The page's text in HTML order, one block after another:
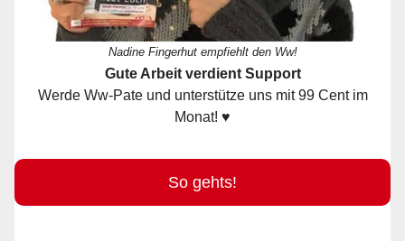
Nadine Fingerhut empfiehlt den Ww!
Gute Arbeit verdient Support
Werde Ww-Pate und unterstütze uns mit 99 Cent im
Monat! ♥
So gehts!